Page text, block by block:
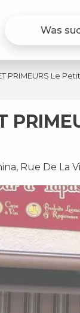
PRIMEURS Le
Rue De La